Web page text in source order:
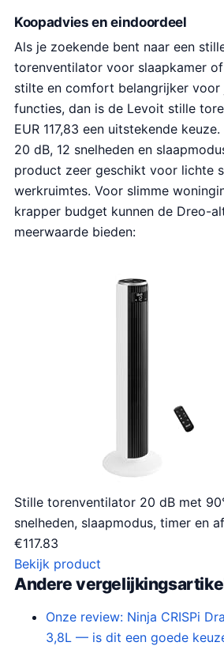
Koopadvies en eindoordeel
Als je zoekende bent naar een
torenventilator voor slaapkamer
stilte en comfort belangrijker voor
functies, dan is de Levoit stille
EUR 117,83 een uitstekende
20 dB, 12 snelheden en
product zeer geschikt voor lichte
werkruimtes. Voor slimme
krapper budget kunnen de Dreo-
meerwaarde bieden:
Stille torenventilator 20 dB met
snelheden, slaapmodus, timer en
€117.83
Bekijk product
Andere
Onze review: Ninja CRISPi
3,8L — is dit een goede